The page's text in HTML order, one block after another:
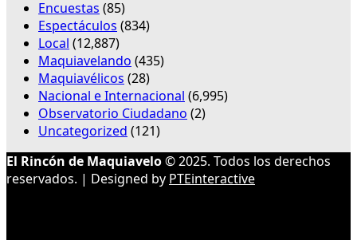
Encuestas (85)
Espectáculos (834)
Local (12,887)
Maquiavelando (435)
Maquiavélicos (28)
Nacional e Internacional (6,995)
Observatorio Ciudadano (2)
Uncategorized (121)
El Rincón de Maquiavelo© 2025. Todos los derechos
reservados. | Designed by PTEinteractive